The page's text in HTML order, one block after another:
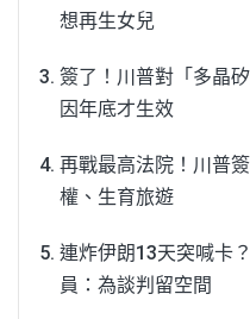
想再生女兒
簽了！川普對「多晶
因年底才生效
再戰最高法院！川普
權、生育旅遊
連炸伊朗13天突喊卡
員：為談判留空間